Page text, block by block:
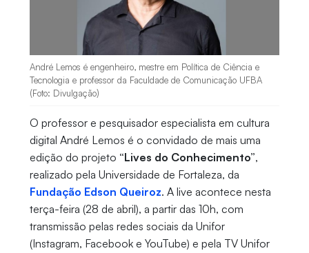
André Lemos é engenheiro, mestre em Política de Ciência e
Tecnologia e professor da Faculdade de Comunicação UFBA
(Foto: Divulgação)
O professor e pesquisador especialista em cultura
digital André Lemos é o convidado de mais uma
edição do projeto “Lives do Conhecimento”,
realizado pela Universidade de Fortaleza, da
Fundação Edson Queiroz. A live acontece nesta
terça-feira (28 de abril), a partir das 10h, com
transmissão pelas redes sociais da Unifor
(Instagram, Facebook e YouTube) e pela TV Unifor